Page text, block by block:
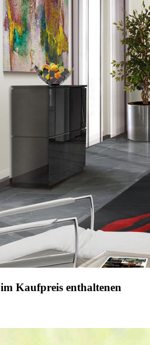
Kaufpreis enthaltenen